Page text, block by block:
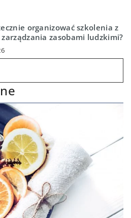
organizować szkolenia z
zasobami ludzkimi?